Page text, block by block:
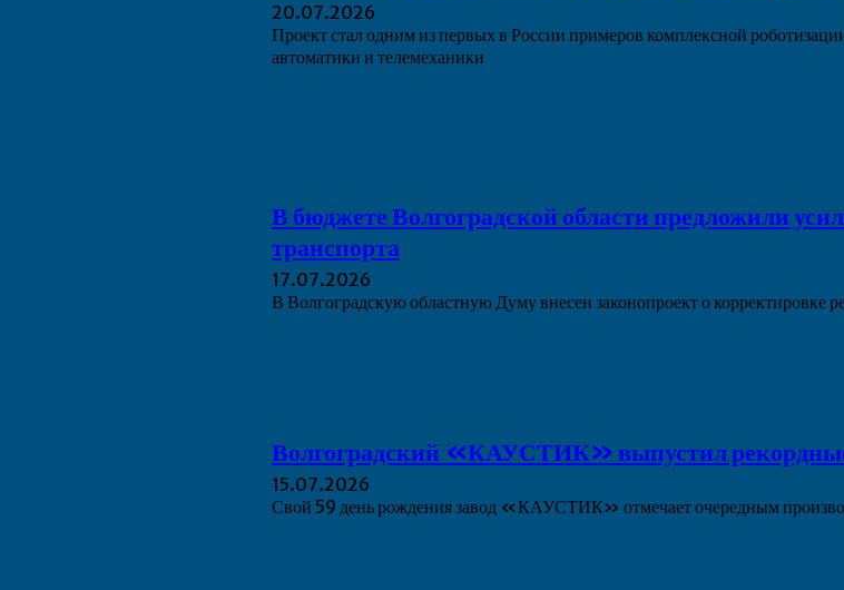
20.07.2026
Проект стал одним из первых в России примеров комплексной
автоматики и телемеханики
В бюджете Волгоградской области предложили
транспорта
17.07.2026
В Волгоградскую областную Думу внесен законопроект о
Волгоградский «КАУСТИК» выпустил
15.07.2026
Свой 59 день рождения завод «КАУСТИК» отмечает очередным